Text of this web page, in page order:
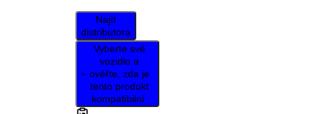
Najít
distributora
Vyberte své
vozidlo a
ověřte, zda je
tento produkt
kompatibilní.